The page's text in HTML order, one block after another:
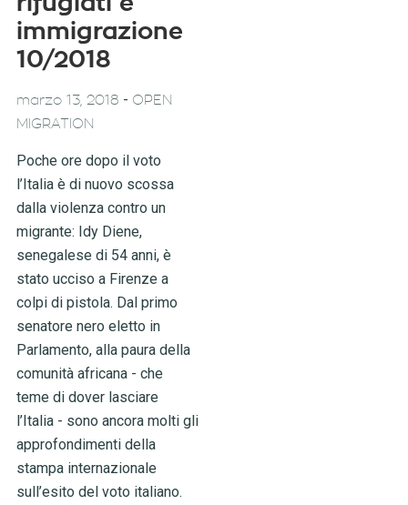
immigrazione
10/2018
marzo 13, 2018 - OPEN
MIGRATION
Poche ore dopo il voto
l’Italia è di nuovo scossa
dalla violenza contro un
migrante: Idy Diene,
senegalese di 54 anni, è
stato ucciso a Firenze a
colpi di pistola. Dal primo
senatore nero eletto in
Parlamento, alla paura della
comunità africana - che
teme di dover lasciare
l’Italia - sono ancora molti gli
approfondimenti della
stampa internazionale
sull’esito del voto italiano.